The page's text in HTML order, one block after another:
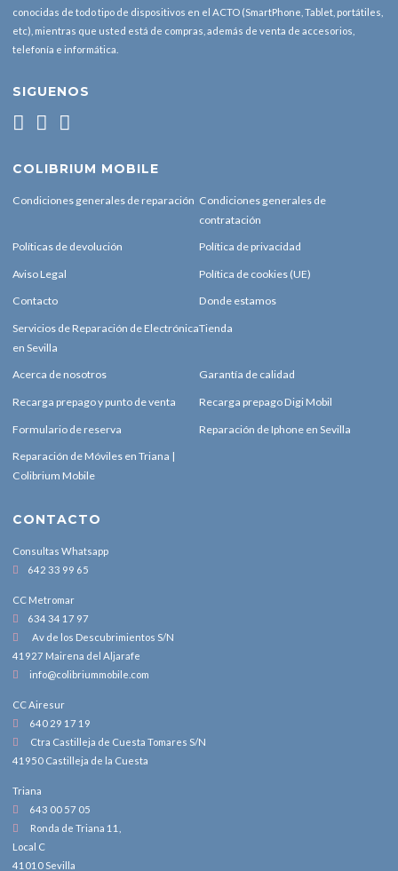
conocidas de todo tipo de dispositivos en el ACTO (SmartPhone, Tablet, portátiles,
etc), mientras que usted está de compras, además de venta de accesorios,
telefonía e informática.
SIGUENOS
COLIBRIUM MOBILE
Condiciones generales de reparación Condiciones generales de
contratación
Políticas de devolución Política de privacidad
Aviso Legal Política de cookies (UE)
Contacto Donde estamos
Servicios de Reparación de Electrónica
en Sevilla
Tienda
Acerca de nosotros Garantía de calidad
Recarga prepago y punto de venta Recarga prepago Digi Mobil
Formulario de reserva Reparación de Iphone en Sevilla
Reparación de Móviles en Triana |
Colibrium Mobile
CONTACTO
Consultas Whatsapp
642 33 99 65
CC Metromar
634 34 17 97
Av de los Descubrimientos S/N
41927 Mairena del Aljarafe
info@colibriummobile.com
CC Airesur
640 29 17 19
Ctra Castilleja de Cuesta Tomares S/N
41950 Castilleja de la Cuesta
Triana
643 00 57 05
Ronda de Triana 11,
Local C
41010 Sevilla